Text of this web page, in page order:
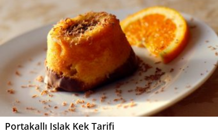
Portakallı Islak Kek Tarifi